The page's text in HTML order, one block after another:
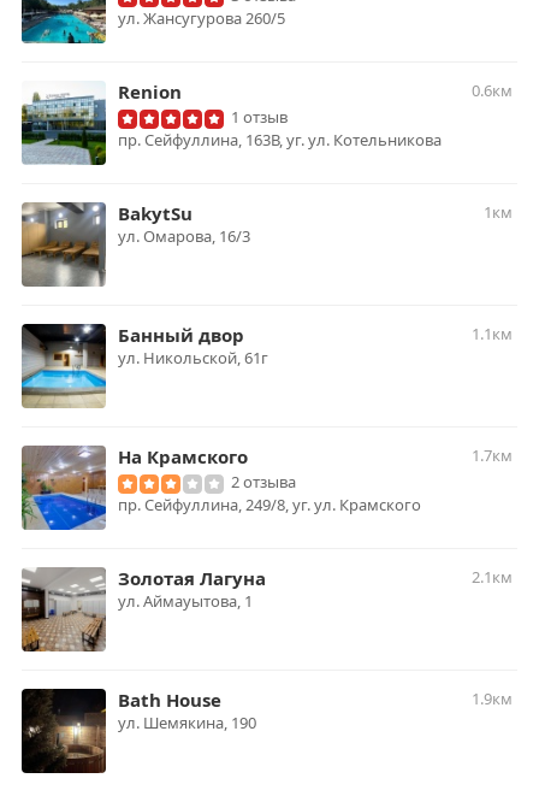
​ул. Жансугурова 260/5
Renion
0.6км
1 отзыв
пр. Cейфуллина, 163В, уг. ул. Котельникова
BakytSu
1км
ул. Омарова, 16/3
Банный двор
1.1км
ул. Никольской, 61г
На Крамского
1.7км
2 отзыва
пр. Сейфуллина, 249/8, уг. ул. Крамского
Золотая Лагуна
2.1км
ул. Аймауытова, 1
Bath House
1.9км
​ул. Шемякина, 190